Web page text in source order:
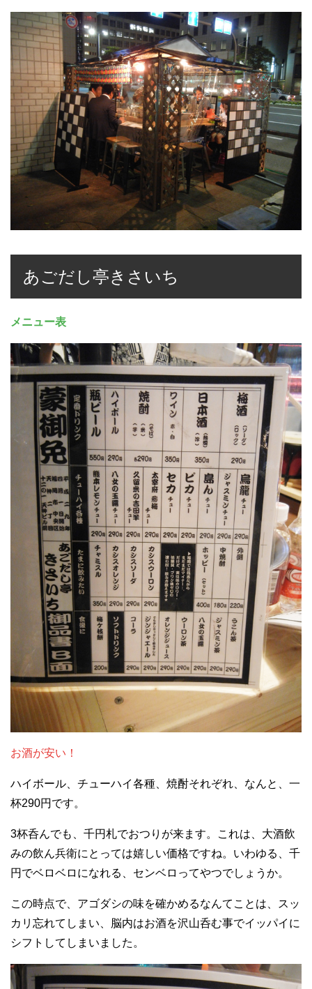
あごだし亭きさいち
メニュー表
お酒が安い！
ハイボール、チューハイ各種、焼酎それぞれ、なんと、一
杯290円です。
3杯呑んでも、千円札でおつりが来ます。これは、大酒飲
みの飲ん兵衛にとっては嬉しい価格ですね。いわゆる、千
円でベロベロになれる、センベロってやつでしょうか。
この時点で、アゴダシの味を確かめるなんてことは、スッ
カリ忘れてしまい、脳内はお酒を沢山呑む事でイッパイに
シフトしてしまいました。